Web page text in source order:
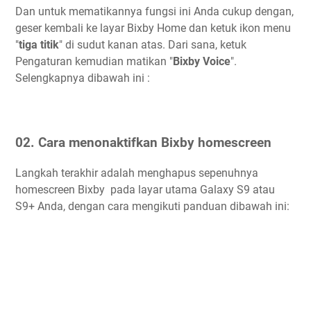
Dan untuk mematikannya fungsi ini Anda cukup dengan,
geser kembali ke layar Bixby Home dan ketuk ikon menu
"tiga titik" di sudut kanan atas. Dari sana, ketuk
Pengaturan kemudian matikan "Bixby Voice".
Selengkapnya dibawah ini :
02. Cara menonaktifkan Bixby homescreen
Langkah terakhir adalah menghapus sepenuhnya
homescreen Bixby pada layar utama Galaxy S9 atau
S9+ Anda, dengan cara mengikuti panduan dibawah ini: